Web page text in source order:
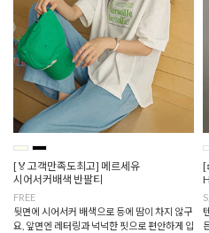
[🏅고객만족도최고] 메르세유
시어서커배색 반팔티
FREE
뒷면에 시어서커 배색으로 등에 땀이 차지 않구
요, 앞면엔 레터링과 넉넉한 핏으로 편안하게 입